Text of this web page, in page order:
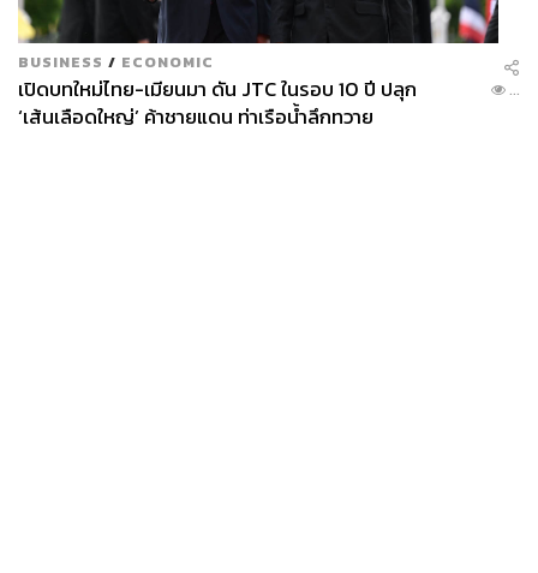
BUSINESS / ECONOMIC
เปิดบทใหม่ไทย-เมียนมา ดัน JTC ในรอบ 10 ปี ปลุก
‘เส้นเลือดใหญ่’ ค้าชายแดน ท่าเรือน้ำลึกทวาย
...